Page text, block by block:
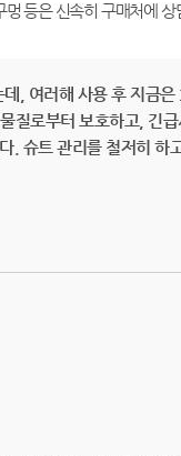
등은 신속히 구매처에
, 여러해 사용 후 지금
질로부터 보호하고, 긴
. 슈트 관리를 철저히